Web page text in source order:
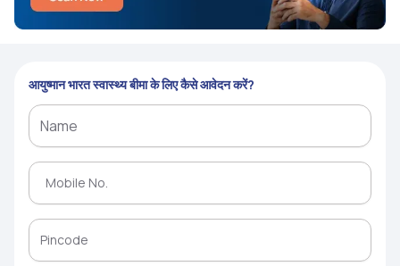
आयुष्मान भारत स्वास्थ्य बीमा के लिए कैसे आवेदन करें?